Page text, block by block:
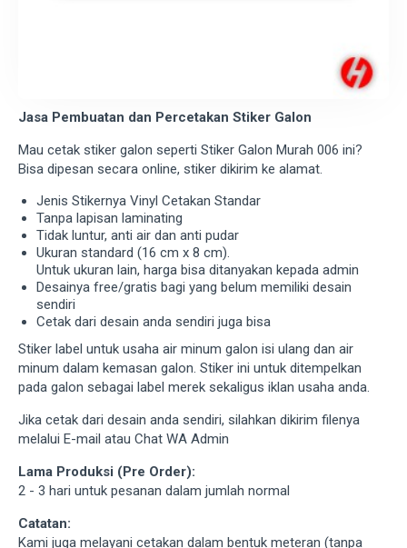
Jasa Pembuatan dan Percetakan Stiker Galon
Mau cetak stiker galon seperti Stiker Galon Murah 006 ini?
Bisa dipesan secara online, stiker dikirim ke alamat.
Jenis Stikernya Vinyl Cetakan Standar
Tanpa lapisan laminating
Tidak luntur, anti air dan anti pudar
Ukuran standard (16 cm x 8 cm).
Untuk ukuran lain, harga bisa ditanyakan kepada admin
Desainya free/gratis bagi yang belum memiliki desain
sendiri
Cetak dari desain anda sendiri juga bisa
Stiker label untuk usaha air minum galon isi ulang dan air
minum dalam kemasan galon. Stiker ini untuk ditempelkan
pada galon sebagai label merek sekaligus iklan usaha anda.
Jika cetak dari desain anda sendiri, silahkan dikirim filenya
melalui E-mail atau Chat WA Admin
Lama Produksi (Pre Order):
2 - 3 hari untuk pesanan dalam jumlah normal
Catatan:
Kami juga melayani cetakan dalam bentuk meteran (tanpa